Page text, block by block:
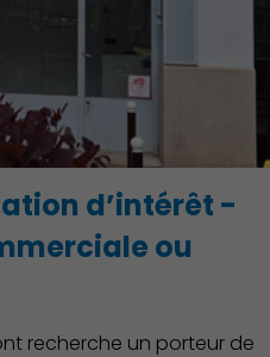
d’intérêt -
ou
recherche un porteur de